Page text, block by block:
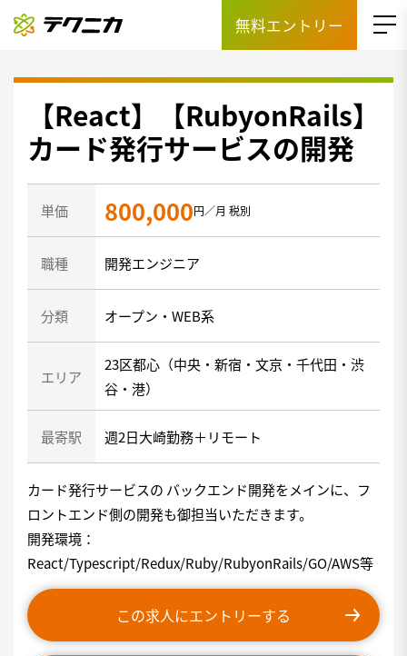
無料エントリー
【React】【RubyonRails】
カード発行サービスの開発
単価 800,000円／月 税別
職種 開発エンジニア
分類 オープン・WEB系
エリア
23区都心（中央・新宿・文京・千代田・渋
谷・港）
最寄駅 週2日大崎勤務＋リモート
カード発行サービスの バックエンド開発をメインに、フ
ロントエンド側の開発も御担当いただきます。
開発環境：
React/Typescript/Redux/Ruby/RubyonRails/GO/AWS等
この求人にエントリーする